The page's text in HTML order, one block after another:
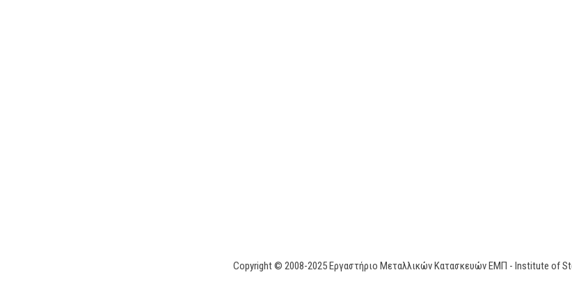
Copyright © 2008-2025 Εργαστήριο Μεταλλικών Κατασκευών ΕΜΠ - Institute of